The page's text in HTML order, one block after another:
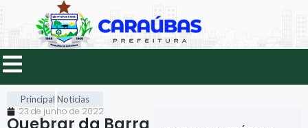
Principal Notícias
23 de junho de 2022